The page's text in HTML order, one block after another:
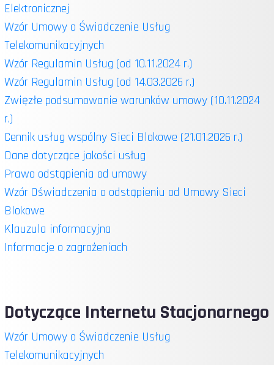
Elektronicznej
Wzór Umowy o Świadczenie Usług
Telekomunikacyjnych
Wzór Regulamin Usług (od 10.11.2024 r.)
Wzór Regulamin Usług (od 14.03.2026 r.)
Zwięzłe podsumowanie warunków umowy (10.11.2024
r.)
Cennik usług wspólny Sieci Blokowe (21.01.2026 r.)
Dane dotyczące jakości usług
Prawo odstąpienia od umowy
Wzór Oświadczenia o odstąpieniu od Umowy Sieci
Blokowe
Klauzula informacyjna
Informacje o zagrożeniach
Dotyczące Internetu Stacjonarnego
Wzór Umowy o Świadczenie Usług
Telekomunikacyjnych